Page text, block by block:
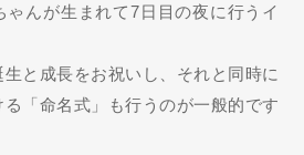
ゃんが生まれて7日目の夜に行うイ
と成長をお祝いし、それと同時に
「命名式」も行うのが一般的です